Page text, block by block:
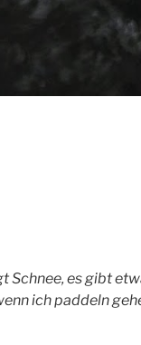
Schnee, es gibt
ich paddeln